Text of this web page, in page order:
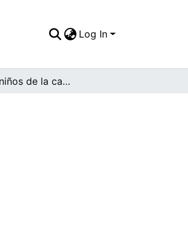
Log In
Grupo de niños de la campaña de nutrición